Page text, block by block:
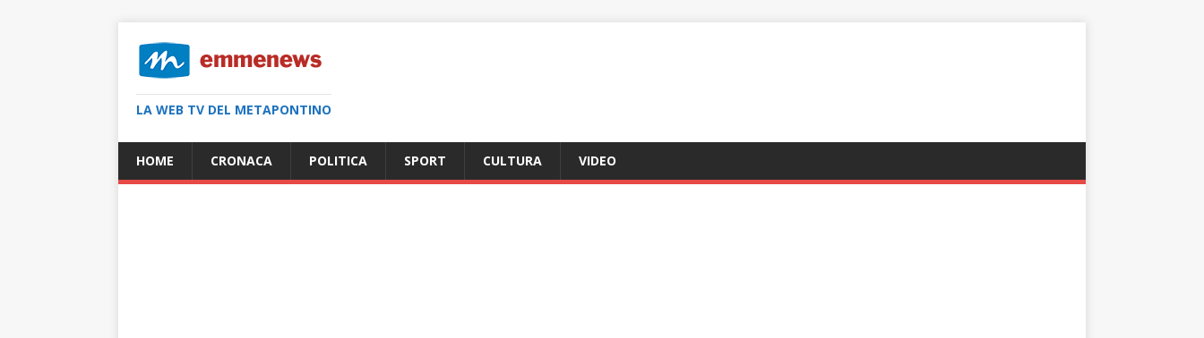
LA WEB TV DEL METAPONTINO
HOME CRONACA POLITICA SPORT CULTURA VIDEO